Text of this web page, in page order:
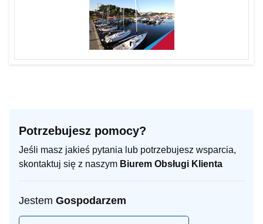
Potrzebujesz pomocy?
Jeśli masz jakieś pytania lub potrzebujesz wsparcia,
skontaktuj się z naszym Biurem Obsługi Klienta
Jestem Gospodarzem